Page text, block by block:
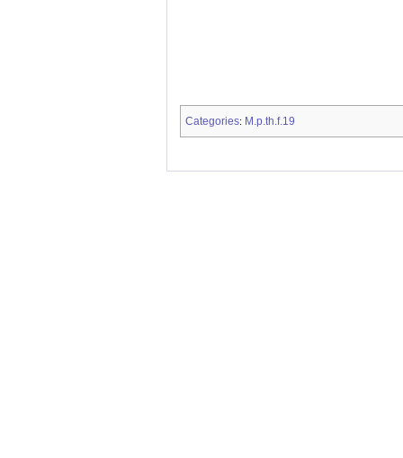
Categories: M.p.th.f.19